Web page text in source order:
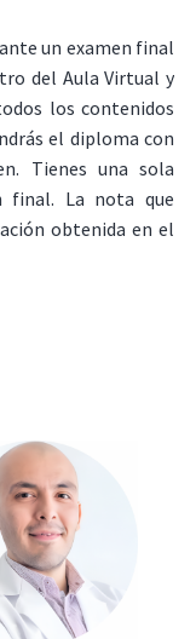
un examen final
del Aula Virtual y
los contenidos
el diploma con
Tienes una sola
final. La nota que
obtenida en el